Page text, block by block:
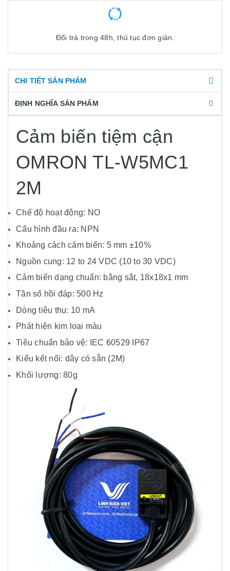
Đổi trả trong 48h, thủ tục đơn giản.
CHI TIẾT SẢN PHẨM
ĐỊNH NGHĨA SẢN PHẨM
Cảm biến tiệm cận
OMRON TL-W5MC1
2M
Chế độ hoạt động: NO
Cấu hình đầu ra: NPN
Khoảng cách cảm biến: 5 mm ±10%
Nguồn cung: 12 to 24 VDC (10 to 30 VDC)
Cảm biến dạng chuẩn: bằng sắt, 18x18x1 mm
Tần số hồi đáp: 500 Hz
Dòng tiêu thụ: 10 mA
Phát hiện kim loại màu
Tiêu chuẩn bảo vệ: IEC 60529 IP67
Kiểu kết nối: dây có sẵn (2M)
Khối lượng: 80g